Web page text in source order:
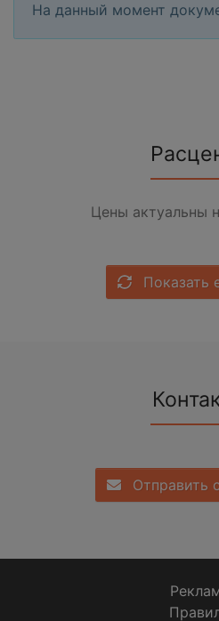
На данный момент
Цены актуальны
Показать
Отправить